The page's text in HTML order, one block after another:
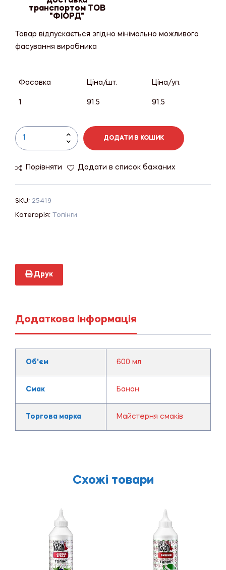
транспортом ТОВ
"ФІОРД"
Товар відпускається згідно мінімально можливого
фасування виробника
Фасовка Ціна/шт. Ціна/уп.
1 91.5 91.5
ДОДАТИ В КОШИК
Порівняти Додати в список бажаних
SKU: 25419
Категорія: Топінги
Друк
Додаткова Інформація
Об'єм 600 мл
Смак Банан
Торгова марка Майстерня смаків
Схожі товари